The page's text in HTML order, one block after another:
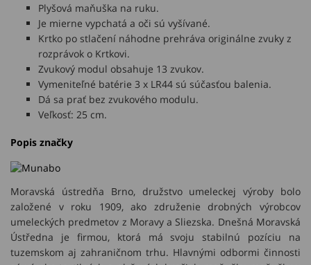
Plyšová maňuška na ruku.
Je mierne vypchatá a oči sú vyšívané.
Krtko po stlačení náhodne prehráva originálne zvuky z
rozprávok o Krtkovi.
Zvukový modul obsahuje 13 zvukov.
Vymeniteľné batérie 3 x LR44 sú súčasťou balenia.
Dá sa prať bez zvukového modulu.
Veľkosť: 25 cm.
Popis značky
Moravská ústredňa Brno, družstvo umeleckej výroby bolo
založené v roku 1909, ako združenie drobných výrobcov
umeleckých predmetov z Moravy a Sliezska. Dnešná Moravská
Ústředna je firmou, ktorá má svoju stabilnú pozíciu na
tuzemskom aj zahraničnom trhu. Hlavnými odbormi činnosti